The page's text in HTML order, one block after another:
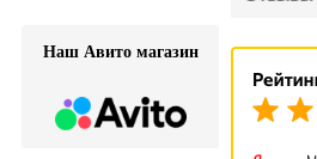
Наш Авито магазин